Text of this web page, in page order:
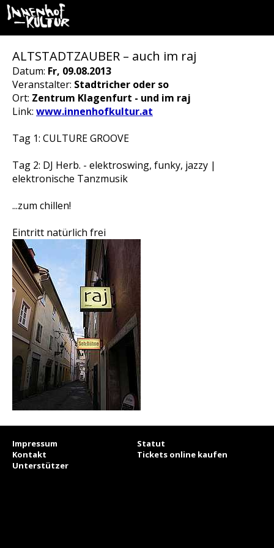
ALTSTADTZAUBER – auch im raj
Datum: Fr, 09.08.2013
Veranstalter: Stadtricher oder so
Ort: Zentrum Klagenfurt - und im raj
Link: www.innenhofkultur.at
Tag 1: CULTURE GROOVE
Tag 2: DJ Herb. - elektroswing, funky, jazzy |
elektronische Tanzmusik
...zum chillen!
Eintritt natürlich frei
Impressum
Statut
Kontakt
Tickets online kaufen
Unterstützer